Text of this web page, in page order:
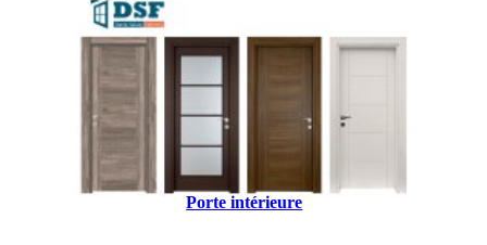
Porte intérieure